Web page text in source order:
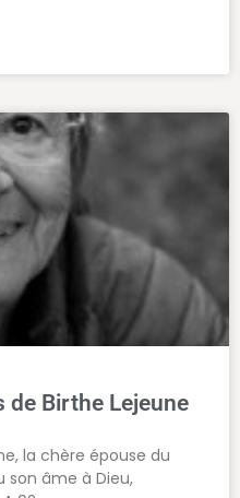
de Birthe Lejeune
la chère épouse du
son âme à Dieu,